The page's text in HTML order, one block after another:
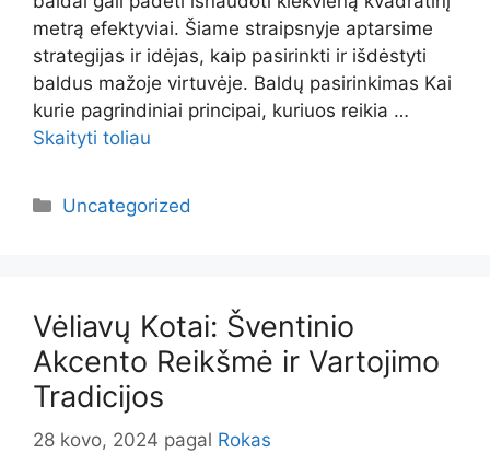
metrą efektyviai. Šiame straipsnyje aptarsime
strategijas ir idėjas, kaip pasirinkti ir išdėstyti
baldus mažoje virtuvėje. Baldų pasirinkimas Kai
kurie pagrindiniai principai, kuriuos reikia …
Skaityti toliau
Kategorijos
Uncategorized
Vėliavų Kotai: Šventinio
Akcento Reikšmė ir Vartojimo
Tradicijos
28 kovo, 2024 pagal Rokas